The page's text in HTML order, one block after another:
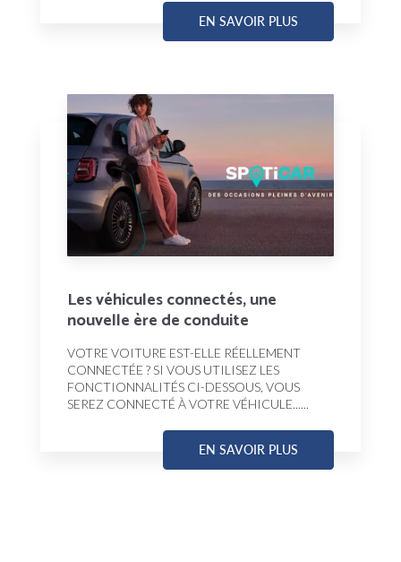
EN SAVOIR PLUS
Les véhicules connectés, une
nouvelle ère de conduite
VOTRE VOITURE EST-ELLE RÉELLEMENT
CONNECTÉE ? SI VOUS UTILISEZ LES
FONCTIONNALITÉS CI-DESSOUS, VOUS
SEREZ CONNECTÉ À VOTRE VÉHICULE......
EN SAVOIR PLUS